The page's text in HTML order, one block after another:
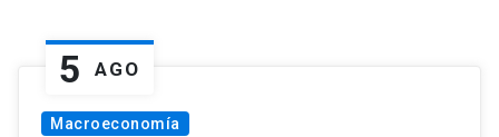
5 AGO
Macroeconomía